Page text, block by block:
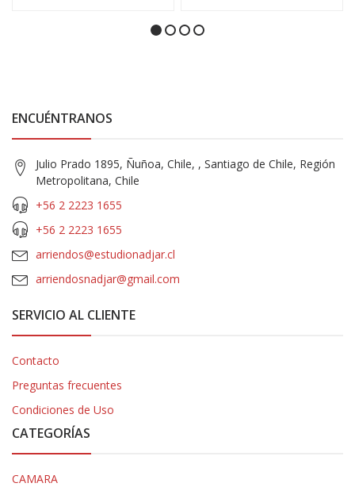
ENCUÉNTRANOS
Julio Prado 1895, Ñuñoa, Chile, , Santiago de Chile, Región
Metropolitana, Chile
+56 2 2223 1655
+56 2 2223 1655
arriendos@estudionadjar.cl
arriendosnadjar@gmail.com
SERVICIO AL CLIENTE
Contacto
Preguntas frecuentes
Condiciones de Uso
CATEGORÍAS
CAMARA